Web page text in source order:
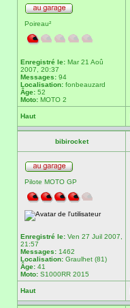
Poireau²
Enregistré le: Mar 21 Aoû
2007, 20:37
Messages: 94
Localisation: fonbeauzard
Âge: 52
Moto: MOTO 2
Haut
bibirocket
Pilote MOTO GP
Enregistré le: Ven 27 Juil 2007,
21:57
Messages: 1462
Localisation: Graulhet (81)
Âge: 41
Moto: S1000RR 2015
Haut